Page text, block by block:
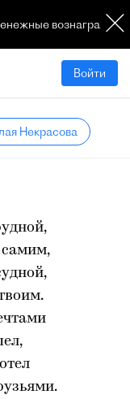
Войти
Некрасова
самим,